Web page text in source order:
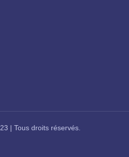
| Tous droits réservés.